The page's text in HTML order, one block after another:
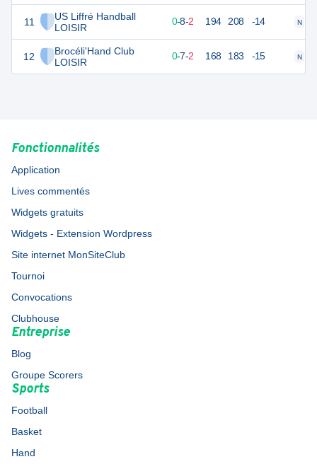
11
US Liffré Handball
LOISIR
12
Brocéli'Hand Club
LOISIR
18 0-8-2 194 208 -14 N
16 0-7-2 168 183 -15 N
Fonctionnalités
Application
Lives commentés
Widgets gratuits
Widgets - Extension Wordpress
Site internet MonSiteClub
Tournoi
Convocations
Clubhouse
Entreprise
Blog
Groupe Scorers
Sports
Football
Basket
Hand